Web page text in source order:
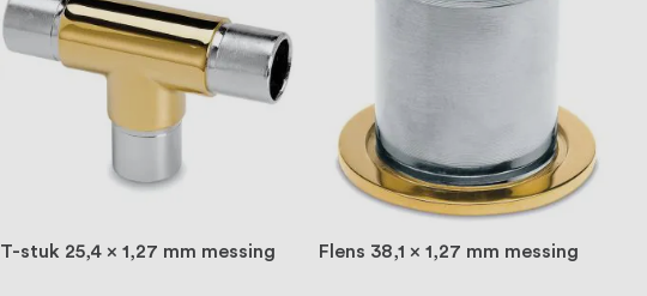
T-stuk 25,4 x 1,27 mm messing Flens 38,1 x 1,27 mm messing